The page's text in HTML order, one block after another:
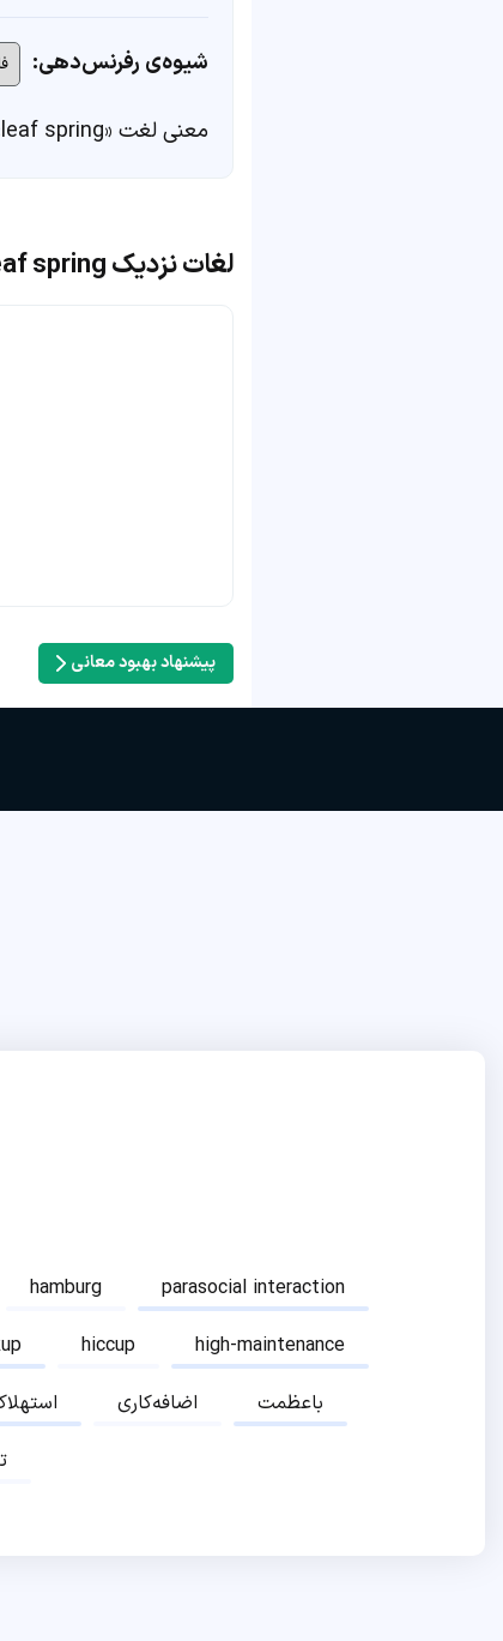
شیوه‌ی رفرنس‌دهی:
معنی لغت «leaf spring» در
لغات نزدیک leaf spring
پیشنهاد بهبود معانی
hamburg
parasocial interaction
hiccup
high-maintenance
اضافه‌کاری
باعظمت